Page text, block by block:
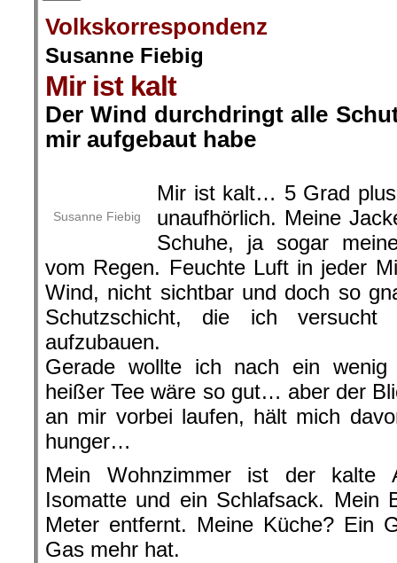
Volkskorrespondenz
Susanne Fiebig
Mir ist kalt
Der Wind durchdringt alle
mir aufgebaut habe
Susanne Fiebig
Mir ist kalt… 5 Grad
unaufhörlich. Meine
Schuhe, ja sogar
vom Regen. Feuchte Luft in jeder
Wind, nicht sichtbar und doch so
Schutzschicht, die ich
aufzubauen.
Gerade wollte ich nach ein
heißer Tee wäre so gut… aber der
an mir vorbei laufen, hält mich
hunger…
Mein Wohnzimmer ist der kalte
Isomatte und ein Schlafsack. Mein
Meter entfernt. Meine Küche? Ein
Gas mehr hat.